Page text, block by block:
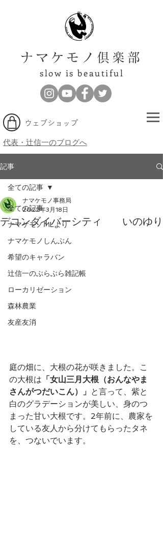
ナマケモノ倶楽部
slow is beautiful
​ウェブショップ
代表・辻信一のブログへ
記事
全ての記事
ナマケモノMLより
ナマケモノしんぶん
希望のキャラバン
辻信一のぶらぶら雑記帳
ローカリゼーション
森林農業
友産友消
全ての記事
デコンダイバーシティ いのゆり
ナマケモノ事務局
2022年3月18日
庭の畑に、大根の花が咲きました。こ
の大根は 「女山三月大根（おんなやま
さんがつだいこん）」 と言って、紫と
白のグラデーションが美しい、身のつ
まった甘い大根です。2年前に、農家を
している友人から分けてもらったタネ
を、つないでいます。